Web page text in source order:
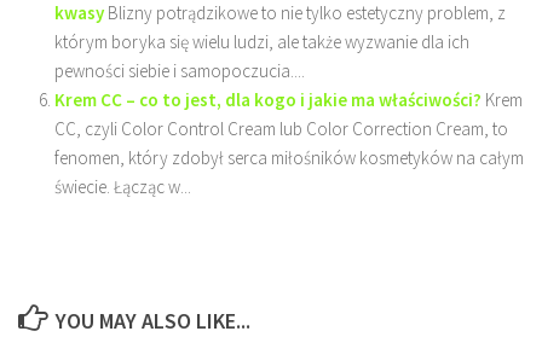
kwasy Blizny potrądzikowe to nie tylko estetyczny problem, z
którym boryka się wielu ludzi, ale także wyzwanie dla ich
pewności siebie i samopoczucia....
Krem CC – co to jest, dla kogo i jakie ma właściwości? Krem
CC, czyli Color Control Cream lub Color Correction Cream, to
fenomen, który zdobył serca miłośników kosmetyków na całym
świecie. Łącząc w...
YOU MAY ALSO LIKE...